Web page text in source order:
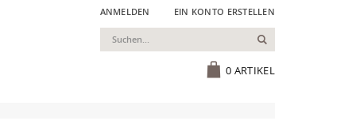
ANMELDEN EIN KONTO ERSTELLEN
0 ARTIKEL
Suchen